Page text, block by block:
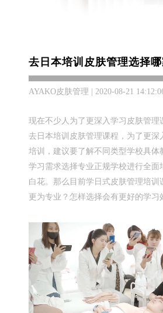
去日本培训皮肤管理选择哪
AYAKO皮肤管理 | 2020-08-21
现在不少人为了更深入学习皮肤管理
去日本培训皮肤管理课程，为了更深
培训，建议要了解不同类型学校具体
学习需求选择专业正规学校进行全面
白花。那么目前学日式皮肤管理培训
更为专业？怎样选择会有更好的学习